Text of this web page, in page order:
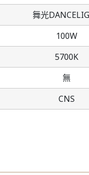
舞光
100W
5700K
無
CNS